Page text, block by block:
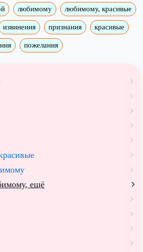
любимому любимому, красивые
извинения признания красивые
пожелания
ещё